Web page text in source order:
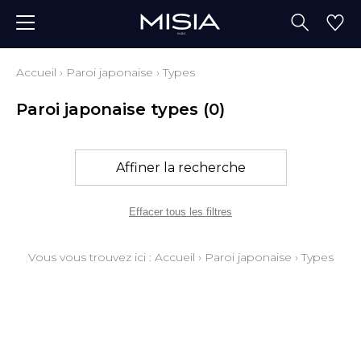
Accueil › Paroi japonaise ›Types
Paroi japonaise types (0)
Affiner la recherche
Effacer tous les filtres
Vous vous trouvez ici : Accueil › Paroi japonaise ›Types